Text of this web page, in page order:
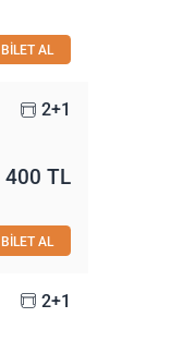
BİLET AL
2+1
400 TL
BİLET AL
2+1